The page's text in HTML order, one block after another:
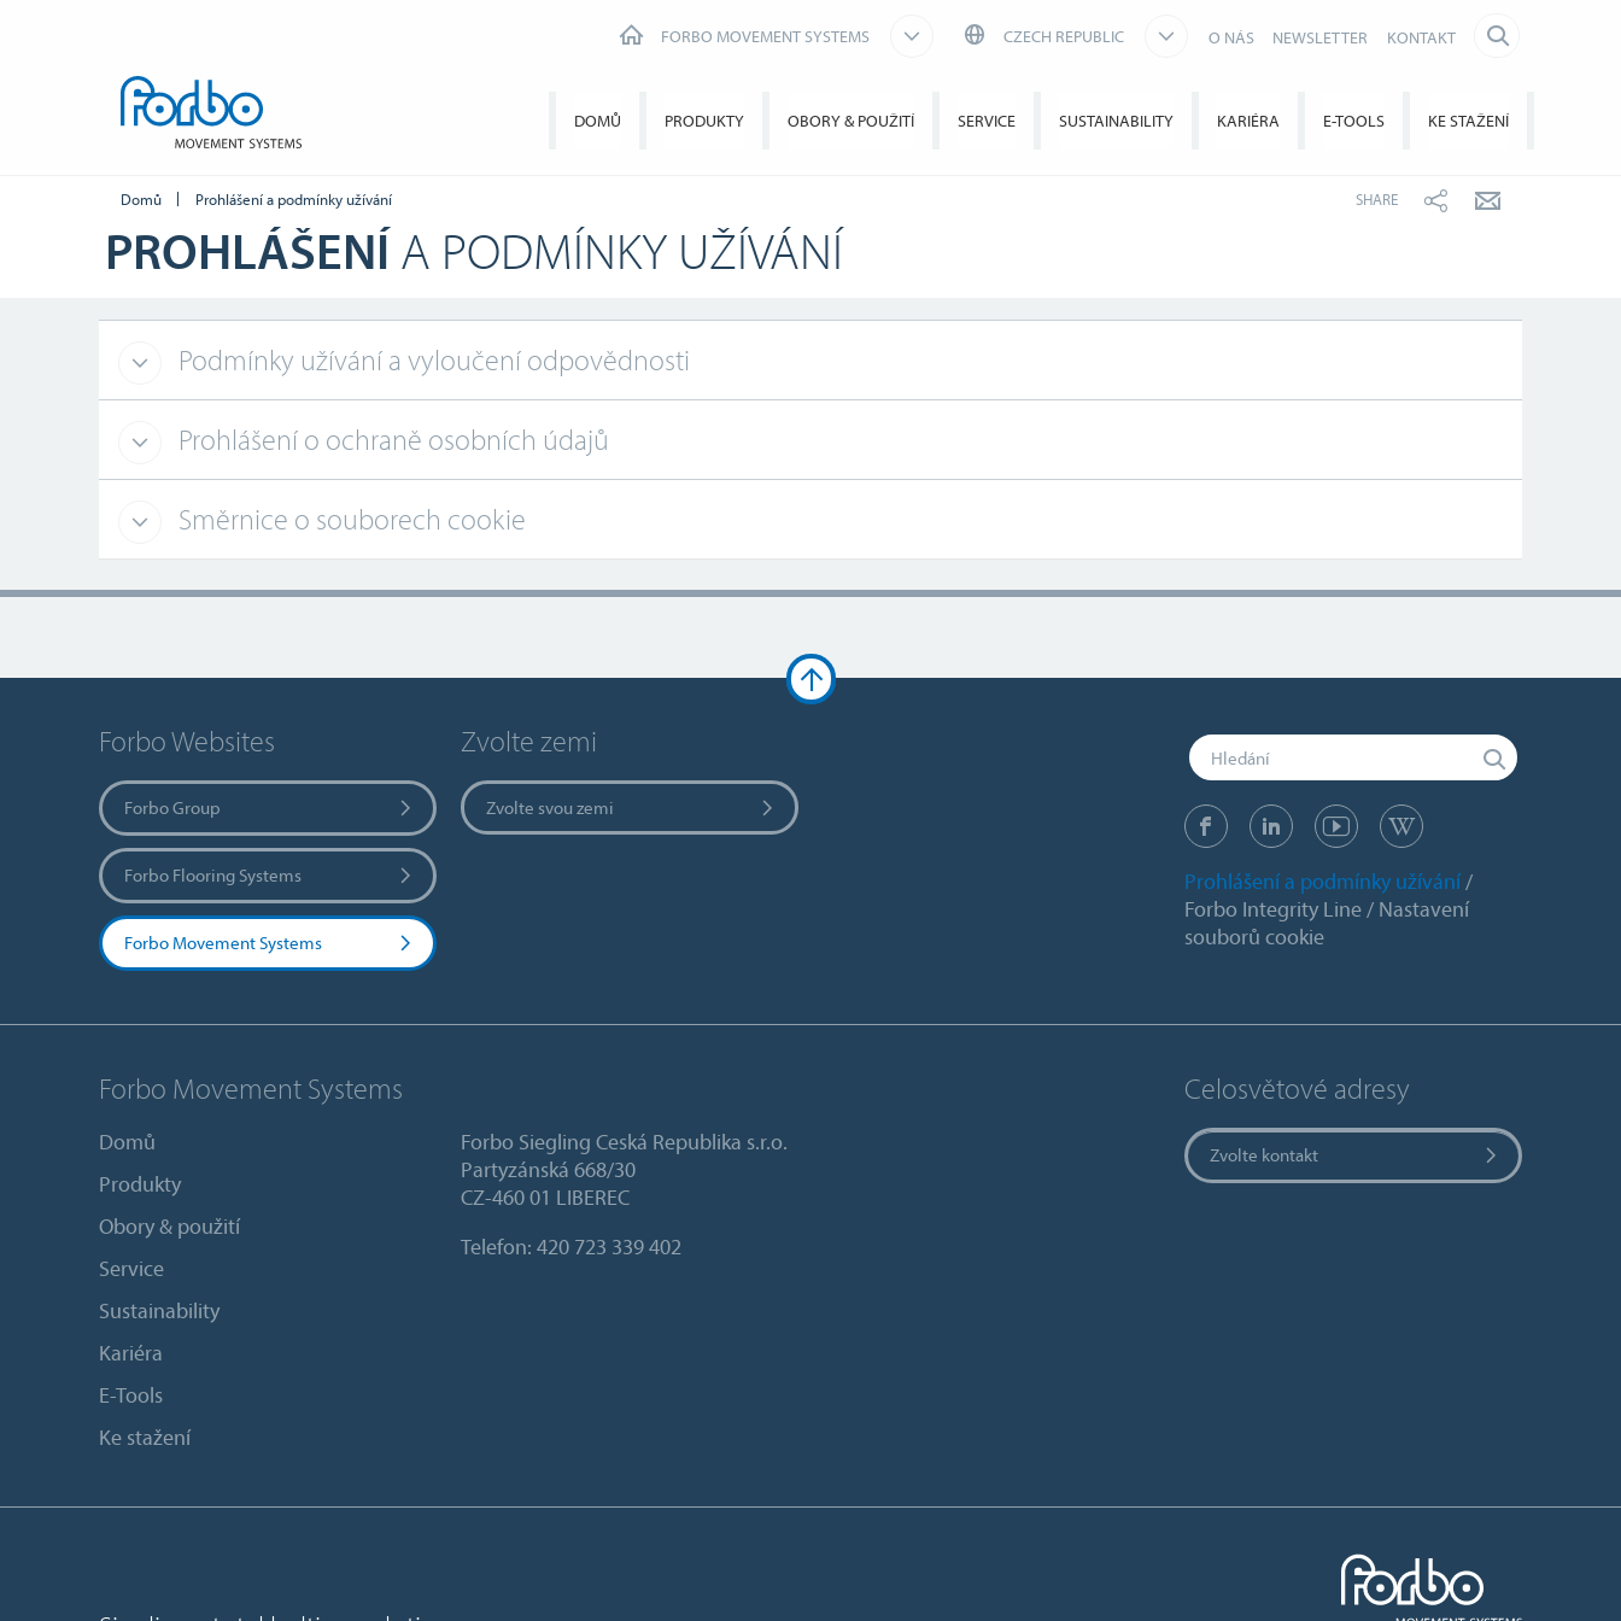
FORBO MOVEMENT SYSTEMS CZECH REPUBLIC O NÁS NEWSLETTER KONTAKT
DOMŮ PRODUKTY OBORY & POUŽITÍ SERVICE SUSTAINABILITY KARIÉRA E-TOOLS KE STAŽENÍ
Domů Prohlášení a podmínky užívání SHARE
PROHLÁŠENÍA PODMÍNKY UŽÍVÁNÍ
Podmínky užívání a vyloučení odpovědnosti
Prohlášení o ochraně osobních údajů
Směrnice o souborech cookie
Forbo Websites
Forbo Group
Forbo Flooring Systems
Forbo Movement Systems
Zvolte zemi
Zvolte svou zemi
Prohlášení a podmínky užívání
Forbo Integrity Line
Nastavení
souborů cookie
Forbo Movement Systems
Domů
Produkty
Obory & použití
Service
Sustainability
Kariéra
E-Tools
Ke stažení
Forbo Siegling Ceská Republika s.r.o.
Partyzánská 668/30
CZ-460 01 LIBEREC
Telefon: 420 723 339 402
Celosvětové adresy
Zvolte kontakt